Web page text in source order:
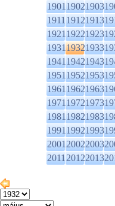
190119021903
191119121913
192119221923
193119321933
194119421943
195119521953
196119621963
197119721973
198119821983
199119921993
200120022003
201120122013